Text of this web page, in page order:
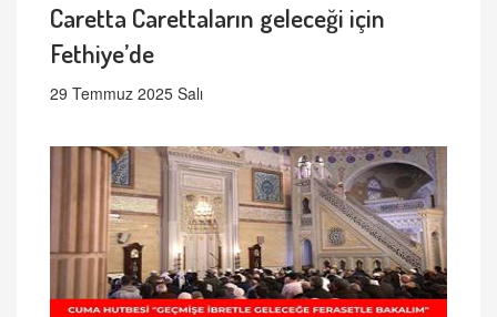
Caretta Carettaların geleceği için
Fethiye’de
29 Temmuz 2025 Salı